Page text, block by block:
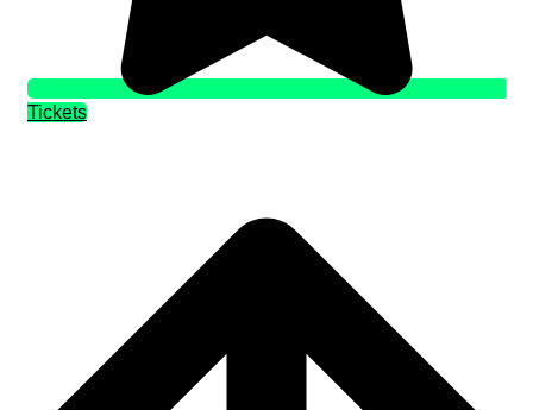
Tickets